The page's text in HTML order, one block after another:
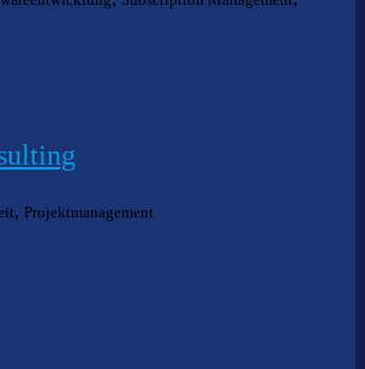
, Projektmanagement